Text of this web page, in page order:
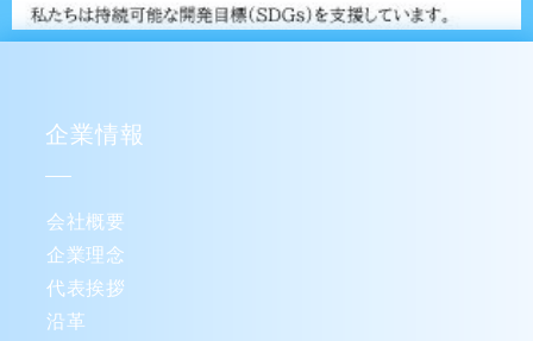
企業情報
会社概要
企業理念
代表挨拶
沿革